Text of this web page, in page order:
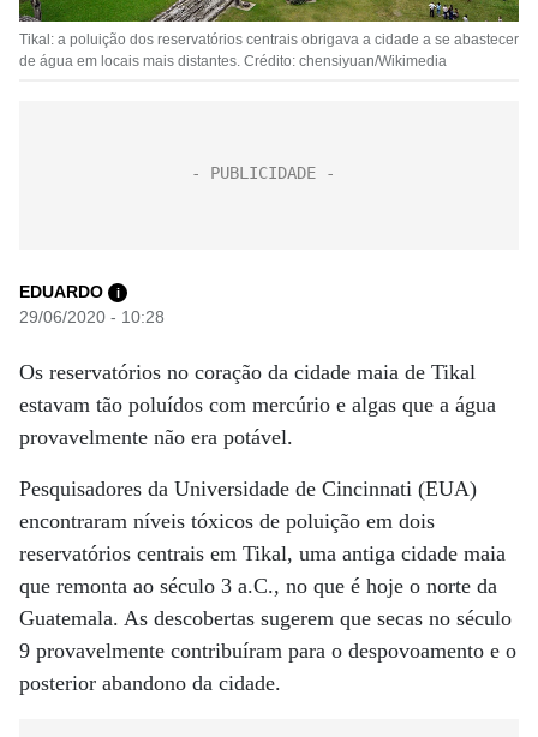
Tikal: a poluição dos reservatórios centrais obrigava a cidade a se abastecer
de água em locais mais distantes. Crédito: chensiyuan/Wikimedia
EDUARDO i
29/06/2020 - 10:28
Os reservatórios no coração da cidade maia de Tikal
estavam tão poluídos com mercúrio e algas que a água
provavelmente não era potável.
Pesquisadores da Universidade de Cincinnati (EUA)
encontraram níveis tóxicos de poluição em dois
reservatórios centrais em Tikal, uma antiga cidade maia
que remonta ao século 3 a.C., no que é hoje o norte da
Guatemala. As descobertas sugerem que secas no século
9 provavelmente contribuíram para o despovoamento e o
posterior abandono da cidade.